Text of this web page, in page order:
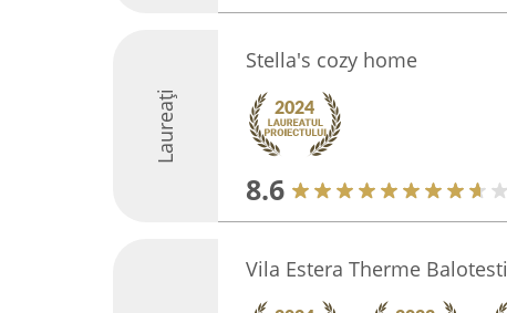
Laureați
Stella's cozy home
8.6
Vila Estera Therme Balotesti